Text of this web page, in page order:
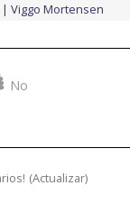
Viggo Mortensen
No
(Actualizar)